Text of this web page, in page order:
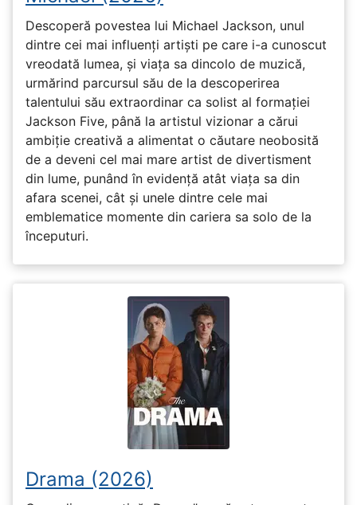
Descoperă povestea lui Michael Jackson, unul
dintre cei mai influenți artiști pe care i-a cunoscut
vreodată lumea, și viața sa dincolo de muzică,
urmărind parcursul său de la descoperirea
talentului său extraordinar ca solist al formației
Jackson Five, până la artistul vizionar a cărui
ambiție creativă a alimentat o căutare neobosită
de a deveni cel mai mare artist de divertisment
din lume, punând în evidență atât viața sa din
afara scenei, cât și unele dintre cele mai
emblematice momente din cariera sa solo de la
începuturi.
Drama (2026)